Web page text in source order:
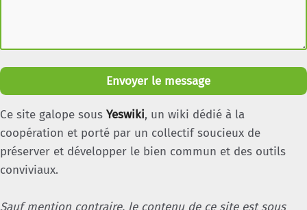
Envoyer le message
Ce site galope sous Yeswiki, un wiki dédié à la
coopération et porté par un collectif soucieux de
préserver et développer le bien commun et des outils
conviviaux.
Sauf mention contraire, le contenu de ce site est sous